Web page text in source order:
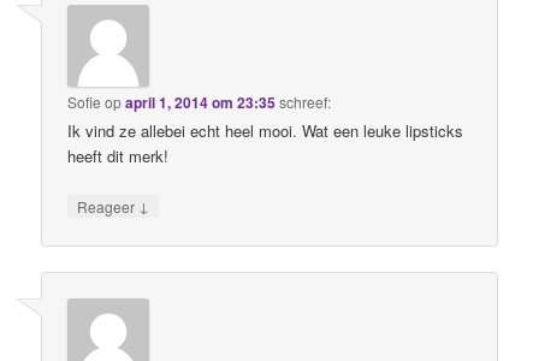
Sofie opapril 1, 2014 om 23:35 schreef:
Ik vind ze allebei echt heel mooi. Wat een leuke lipsticks
heeft dit merk!
Reageer ↓